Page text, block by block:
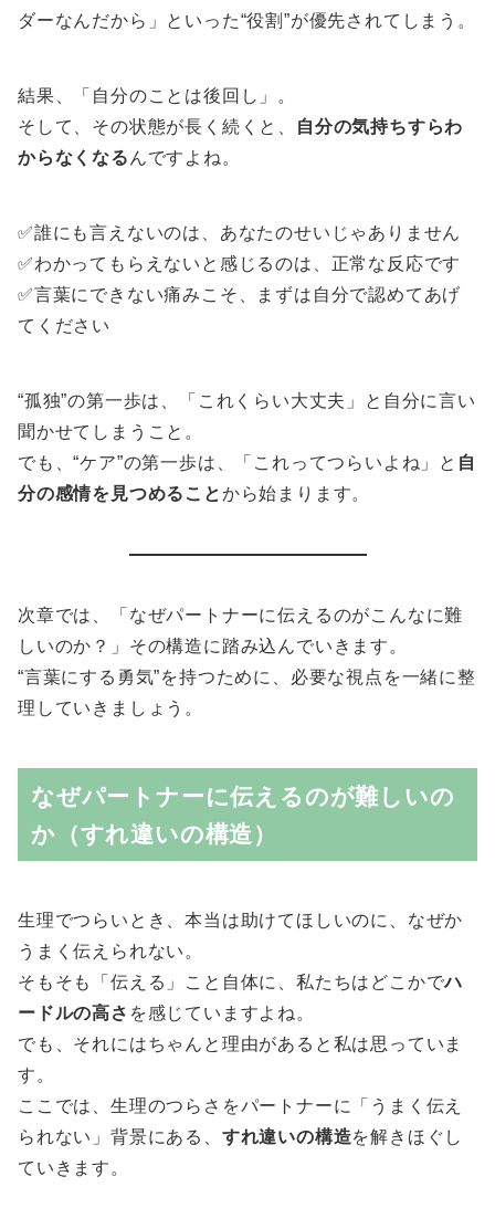
ダーなんだから」といった“役割”が優先されてしまう。
結果、「自分のことは後回し」。
そして、その状態が長く続くと、
自分の気持ちすらわ
からなくなる んですよね。
✅誰にも言えないのは、あなたのせいじゃありません
✅わかってもらえないと感じるのは、正常な反応です
✅言葉にできない痛みこそ、まずは自分で認めてあげ
てください
“孤独”の第一歩は、「これくらい大丈夫」と自分に言い
聞かせてしまうこと。
でも、“ケア”の第一歩は、「これってつらいよね」と 自
分の感情を見つめることから始まります。
次章では、「なぜパートナーに伝えるのがこんなに難
しいのか？」その構造に踏み込んでいきます。
“言葉にする勇気”を持つために、必要な視点を一緒に整
理していきましょう。
なぜパートナーに伝えるのが難しいの
か（すれ違いの構造）
生理でつらいとき、本当は助けてほしいのに、なぜか
うまく伝えられない。
そもそも「伝える」こと自体に、私たちはどこかでハ
ードルの高さ を感じていますよね。
でも、それにはちゃんと理由があると私は思っていま
す。
ここでは、生理のつらさをパートナーに「うまく伝え
られない」背景にある、 すれ違いの構造を解きほぐし
ていきます。